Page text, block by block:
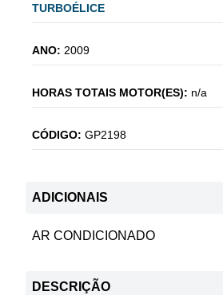
TURBOÉLICE
ANO: 2009
HORAS TOTAIS MOTOR(ES): n/a
CÓDIGO: GP2198
ADICIONAIS
AR CONDICIONADO
DESCRIÇÃO